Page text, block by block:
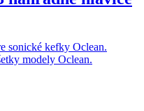
sonické kefky Oclean.
modely Oclean.